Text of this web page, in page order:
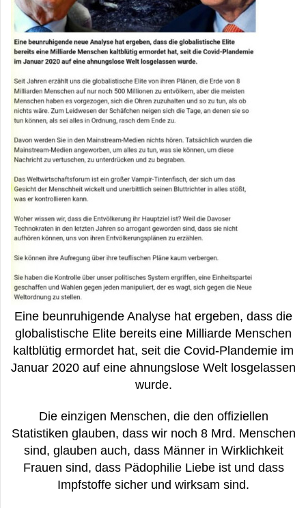
Eine beunruhigende Analyse hat ergeben, dass die
globalistische Elite bereits eine Milliarde Menschen
kaltblütig ermordet hat, seit die Covid-Plandemie im
Januar 2020 auf eine ahnungslose Welt losgelassen
wurde.
Die einzigen Menschen, die den offiziellen
Statistiken glauben, dass wir noch 8 Mrd. Menschen
sind, glauben auch, dass Männer in Wirklichkeit
Frauen sind, dass Pädophilie Liebe ist und dass
Impfstoffe sicher und wirksam sind.